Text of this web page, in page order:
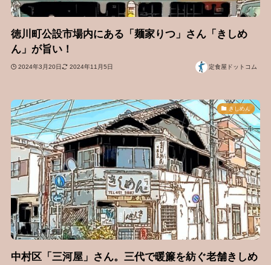
徳川町公設市場内にある「麺家りつ」さん「きしめ
ん」が旨い！
2024年3月20日 2024年11月5日 定食屋ドットコム
きしめん
中村区「三河屋」さん。三代で暖簾を紡ぐ老舗きしめ